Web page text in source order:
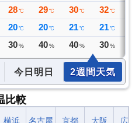
28 ℃
20 ℃
30 %
29 ℃
20 ℃
40 %
30 ℃
21 ℃
40 %
32 ℃
21 ℃
30 %
今日明日 2週間天気
比較
横浜 名古屋 京都 大阪 広